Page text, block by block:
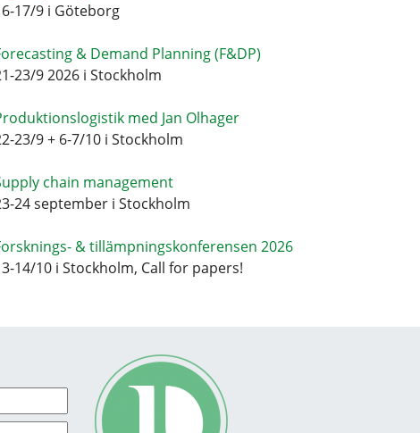
17/9 i Göteborg
& Demand Planning (F&DP)
23/9 2026 i Stockholm
med Jan Olhager
23/9 + 6-7/10 i Stockholm
chain management
24 september i Stockholm
& tillämpningskonferensen 2026
14/10 i Stockholm, Call for papers!